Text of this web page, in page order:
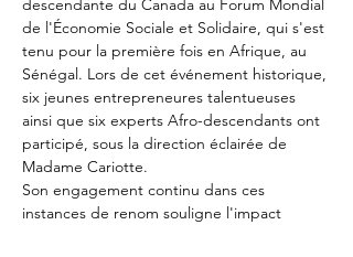
descendante du Canada au Forum Mondial
de l'Économie Sociale et Solidaire, qui s'est
tenu pour la première fois en Afrique, au
Sénégal. Lors de cet événement historique,
six jeunes entrepreneures talentueuses
ainsi que six experts Afro-descendants ont
participé, sous la direction éclairée de
Madame Cariotte.
Son engagement continu dans ces
instances de renom souligne l'impact